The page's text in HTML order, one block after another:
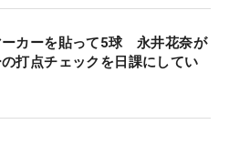
ーカーを貼って5球 永井花奈が
の打点チェックを日課にしてい